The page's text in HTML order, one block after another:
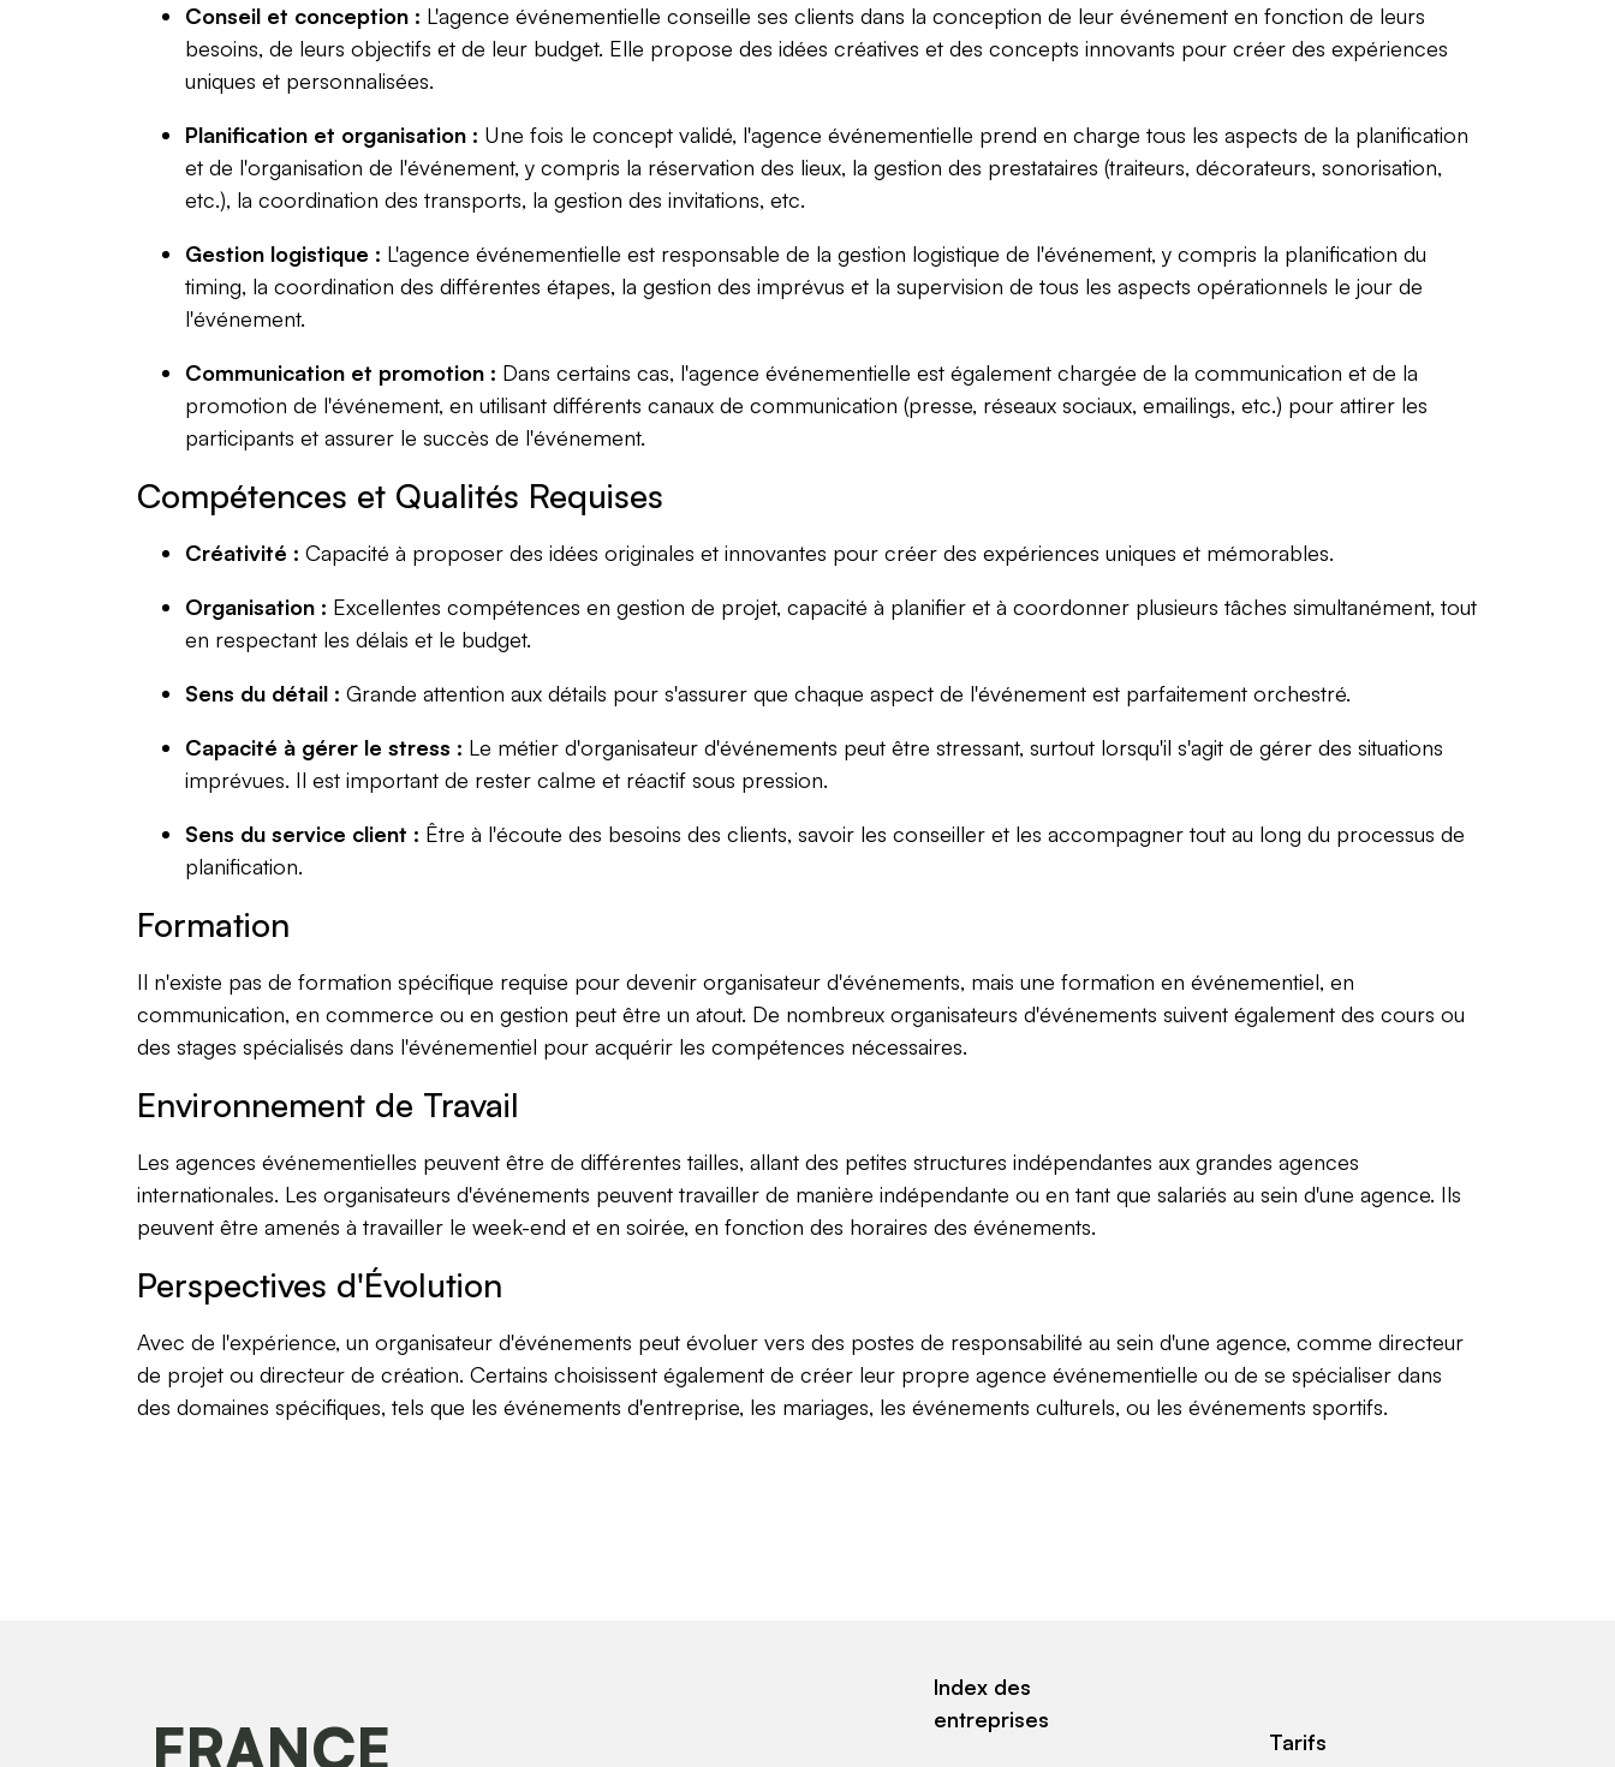
Conseil et conception : L'agence événementielle conseille ses clients dans la conception de leur événement en fonction de leurs
besoins, de leurs objectifs et de leur budget. Elle propose des idées créatives et des concepts innovants pour créer des expériences
uniques et personnalisées.
Planification et organisation : Une fois le concept validé, l'agence événementielle prend en charge tous les aspects de la planification
et de l'organisation de l'événement, y compris la réservation des lieux, la gestion des prestataires (traiteurs, décorateurs, sonorisation,
etc.), la coordination des transports, la gestion des invitations, etc.
Gestion logistique : L'agence événementielle est responsable de la gestion logistique de l'événement, y compris la planification du
timing, la coordination des différentes étapes, la gestion des imprévus et la supervision de tous les aspects opérationnels le jour de
l'événement.
Communication et promotion : Dans certains cas, l'agence événementielle est également chargée de la communication et de la
promotion de l'événement, en utilisant différents canaux de communication (presse, réseaux sociaux, emailings, etc.) pour attirer les
participants et assurer le succès de l'événement.
Compétences et Qualités Requises
Créativité : Capacité à proposer des idées originales et innovantes pour créer des expériences uniques et mémorables.
Organisation : Excellentes compétences en gestion de projet, capacité à planifier et à coordonner plusieurs tâches simultanément, tout
en respectant les délais et le budget.
Sens du détail : Grande attention aux détails pour s'assurer que chaque aspect de l'événement est parfaitement orchestré.
Capacité à gérer le stress : Le métier d'organisateur d'événements peut être stressant, surtout lorsqu'il s'agit de gérer des situations
imprévues. Il est important de rester calme et réactif sous pression.
Sens du service client : Être à l'écoute des besoins des clients, savoir les conseiller et les accompagner tout au long du processus de
planification.
Formation
Il n'existe pas de formation spécifique requise pour devenir organisateur d'événements, mais une formation en événementiel, en
communication, en commerce ou en gestion peut être un atout. De nombreux organisateurs d'événements suivent également des cours ou
des stages spécialisés dans l'événementiel pour acquérir les compétences nécessaires.
Environnement de Travail
Les agences événementielles peuvent être de différentes tailles, allant des petites structures indépendantes aux grandes agences
internationales. Les organisateurs d'événements peuvent travailler de manière indépendante ou en tant que salariés au sein d'une agence. Ils
peuvent être amenés à travailler le week-end et en soirée, en fonction des horaires des événements.
Perspectives d'Évolution
Avec de l'expérience, un organisateur d'événements peut évoluer vers des postes de responsabilité au sein d'une agence, comme directeur
de projet ou directeur de création. Certains choisissent également de créer leur propre agence événementielle ou de se spécialiser dans
des domaines spécifiques, tels que les événements d'entreprise, les mariages, les événements culturels, ou les événements sportifs.
FRANCE
Index des
entreprises
Tarifs